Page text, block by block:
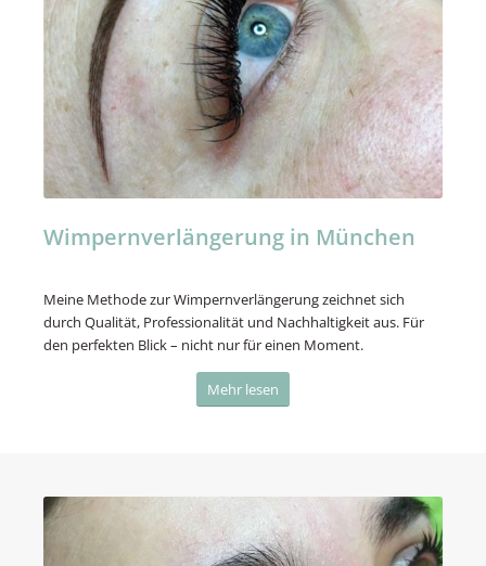
Wimpernverlängerung in München
Meine Methode zur Wimpernverlängerung zeichnet sich
durch Qualität, Professionalität und Nachhaltigkeit aus. Für
den perfekten Blick – nicht nur für einen Moment.
Mehr lesen